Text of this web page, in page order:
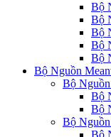
Bộ
Bộ
Bộ
Bộ
Bộ
Bộ Nguồn
Bộ
Bộ
Bộ
Bộ
Bộ